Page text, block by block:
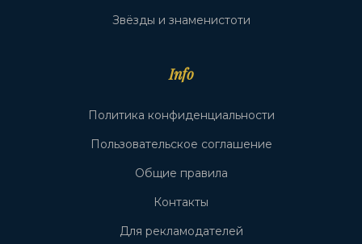
Звёзды и знаменистоти
Info
Политика конфиденциальности
Пользовательское соглашение
Общие правила
Контакты
Для рекламодателей